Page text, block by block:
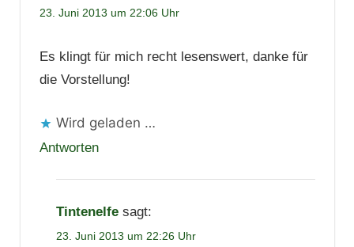
23. Juni 2013 um 22:06 Uhr
Es klingt für mich recht lesenswert, danke für
die Vorstellung!
Wird geladen …
Antworten
Tintenelfe sagt:
23. Juni 2013 um 22:26 Uhr